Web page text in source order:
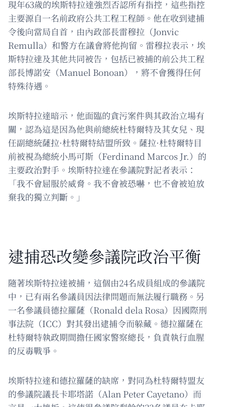
現年63歲的埃斯特拉達強烈否認所有指控，這些指控
主要源自一名前政府公共工程工程師。他在收到逮捕
令後向當局自首，由內政部長雷穆拉（Jonvic
Remulla）和警方在議會將他拘留。雷穆拉表示，埃
斯特拉達及其他共同被告，包括已被捕的前公共工程
部長博諾安（Manuel Bonoan），將不會獲得任何
特殊待遇。
埃斯特拉達暗示，他面臨的貪污案件與其政治立場有
關，認為這是因為他與前總統杜特爾特及其女兒、現
任副總統薩拉·杜特爾特結盟所致。薩拉·杜特爾特目
前被視為總統小馬可斯（Ferdinand Marcos Jr.）的
主要政治對手。埃斯特拉達在參議院對記者表示：
「我不會屈服於威脅。我不會被恐嚇，也不會被迫放
棄我的獨立判斷。」
逮捕恐改變參議院政治平衡
隨著埃斯特拉達被捕，這個由24名成員組成的參議院
中，已有兩名參議員因法律問題而無法履行職務。另
一名參議員德拉羅薩（Ronald dela Rosa）因國際刑
事法院（ICC）對其發出逮捕令而躲藏。德拉羅薩在
杜特爾特執政期間擔任國家警察總長，負責執行血腥
的反毒戰爭。
埃斯特拉達和德拉羅薩的缺席，對同為杜特爾特盟友
的參議院議長卡耶塔諾（Alan Peter Cayetano）而